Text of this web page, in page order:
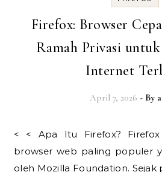
Firefox: Browser
Ramah Privasi untuk
Internet
April 7, 2026 - By
< < Apa Itu Firefox? Firefox adalah salah satu
browser web paling populer
oleh Mozilla Foundation. Sejak